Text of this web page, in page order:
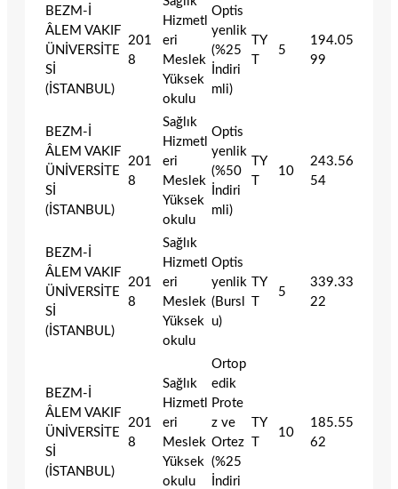
BEZM-İ
ÂLEM VAKIF
ÜNİVERSİTE
Sİ
(İSTANBUL)
201
8
Hizmetl
eri
Meslek
Yüksek
okulu
Optis
yenlik
(%25
İndiri
mli)
TY
T
5
194.05
99
BEZM-İ
ÂLEM VAKIF
ÜNİVERSİTE
Sİ
(İSTANBUL)
201
8
Sağlık
Hizmetl
eri
Meslek
Yüksek
okulu
Optis
yenlik
(%50
İndiri
mli)
TY
T
10
243.56
54
BEZM-İ
ÂLEM VAKIF
ÜNİVERSİTE
Sİ
(İSTANBUL)
201
8
Sağlık
Hizmetl
eri
Meslek
Yüksek
okulu
Optis
yenlik
(Bursl
u)
TY
T
5
339.33
22
BEZM-İ
ÂLEM VAKIF
ÜNİVERSİTE
Sİ
(İSTANBUL)
201
8
Sağlık
Hizmetl
eri
Meslek
Yüksek
okulu
Ortop
edik
Prote
z ve
Ortez
(%25
İndiri
TY
T
10
185.55
62